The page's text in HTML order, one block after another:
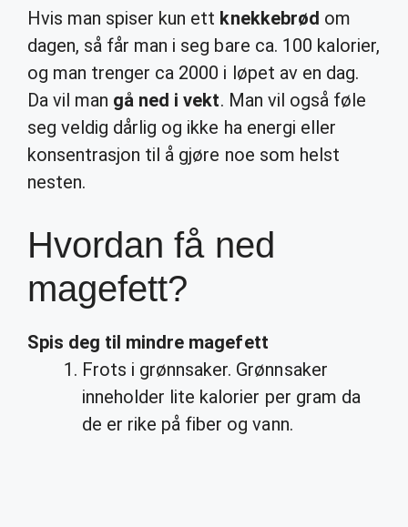
Hvis man spiser kun ett knekkebrød om
dagen, så får man i seg bare ca. 100 kalorier,
og man trenger ca 2000 i løpet av en dag.
Da vil man gå ned i vekt. Man vil også føle
seg veldig dårlig og ikke ha energi eller
konsentrasjon til å gjøre noe som helst
nesten.
Hvordan få ned
magefett?
Spis deg til mindre magefett
Frots i grønnsaker. Grønnsaker
inneholder lite kalorier per gram da
de er rike på fiber og vann.